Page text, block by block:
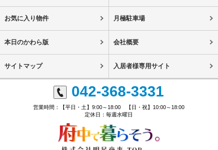
お気に入り物件 月極駐車場
本日のかわら版 会社概要
サイトマップ 入居者様専用サイト
042-368-3331
営業時間：【平日・土】9:00～18:00 【日・祝】10:00～18:00
定休日：毎週水曜日